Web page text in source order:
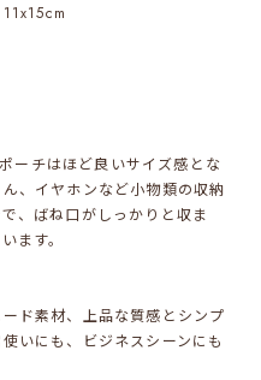
ーチはほど良いサイズ感とな
、イヤホンなど小物類の収納
、ばね口がしっかりと収ま
ます。
ド素材、上品な質感とシンプ
いにも、ビジネスシーンにも